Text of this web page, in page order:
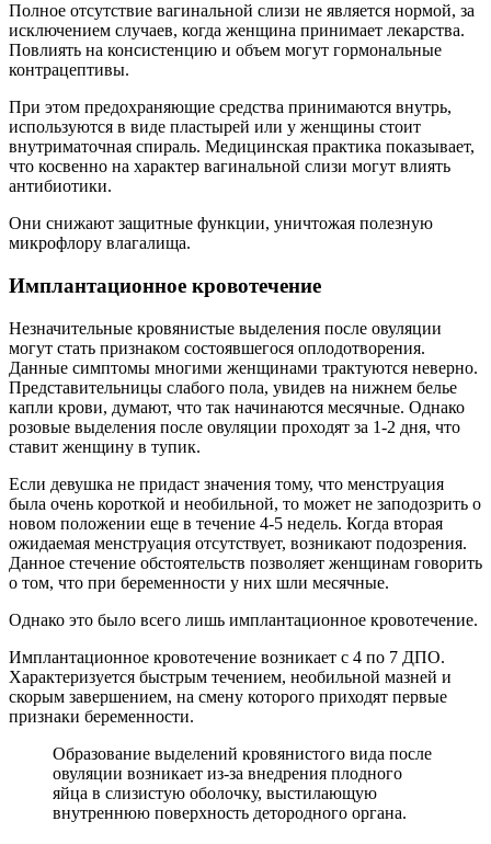
Полное отсутствие вагинальной слизи не является нормой, за
исключением случаев, когда женщина принимает лекарства.
Повлиять на консистенцию и объем могут гормональные
контрацептивы.
При этом предохраняющие средства принимаются внутрь,
используются в виде пластырей или у женщины стоит
внутриматочная спираль. Медицинская практика показывает,
что косвенно на характер вагинальной слизи могут влиять
антибиотики.
Они снижают защитные функции, уничтожая полезную
микрофлору влагалища.
Имплантационное кровотечение
Незначительные кровянистые выделения после овуляции
могут стать признаком состоявшегося оплодотворения.
Данные симптомы многими женщинами трактуются неверно.
Представительницы слабого пола, увидев на нижнем белье
капли крови, думают, что так начинаются месячные. Однако
розовые выделения после овуляции проходят за 1-2 дня, что
ставит женщину в тупик.
Если девушка не придаст значения тому, что менструация
была очень короткой и необильной, то может не заподозрить о
новом положении еще в течение 4-5 недель. Когда вторая
ожидаемая менструация отсутствует, возникают подозрения.
Данное стечение обстоятельств позволяет женщинам говорить
о том, что при беременности у них шли месячные.
Однако это было всего лишь имплантационное кровотечение.
Имплантационное кровотечение возникает с 4 по 7 ДПО.
Характеризуется быстрым течением, необильной мазней и
скорым завершением, на смену которого приходят первые
признаки беременности.
Образование выделений кровянистого вида после
овуляции возникает из-за внедрения плодного
яйца в слизистую оболочку, выстилающую
внутреннюю поверхность детородного органа.